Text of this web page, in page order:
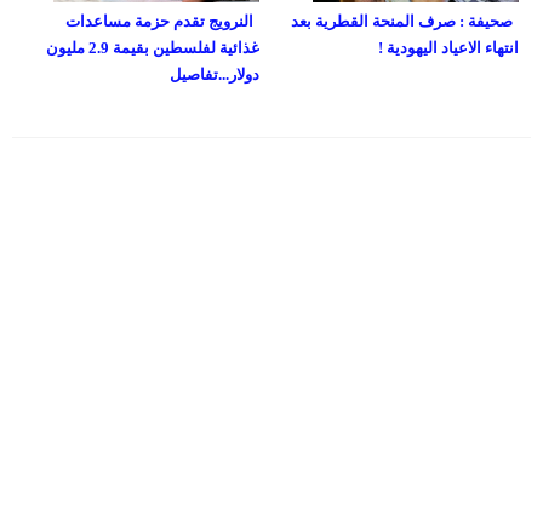
النرويج تقدم حزمة مساعدات
غذائية لفلسطين بقيمة 2.9 مليون
دولار...تفاصيل
صحيفة : صرف المنحة القطرية بعد
انتهاء الاعياد اليهودية !